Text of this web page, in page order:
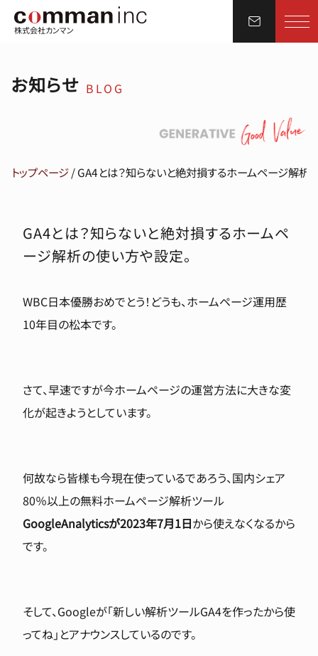
株式会社カンマン
お知らせ BLOG
トップページ/GA4とは？知らないと絶対損するホームページ解析
GA4とは？知らないと絶対損するホームペ
ージ解析の使い方や設定。
WBC日本優勝おめでとう！どうも、ホームページ運用歴
10年目の松本です。
さて、早速ですが今ホームページの運営方法に大きな変
化が起きようとしています。
何故なら皆様も今現在使っているであろう、国内シェア
80％以上の無料ホームページ解析ツール
GoogleAnalyticsが2023年7月1日から使えなくなるから
です。
そして、Googleが「新しい解析ツールGA4を作ったから使
ってね」とアナウンスしているのです。